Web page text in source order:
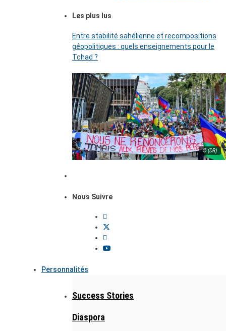
Les plus lus
Entre stabilité sahélienne et recompositions
géopolitiques : quels enseignements pour le
Tchad ?
© (DR)
Nous Suivre
Personnalités
Success Stories
Diaspora